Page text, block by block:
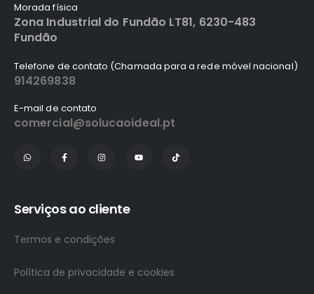
Morada física
Zona Industrial do Fundão LT81, 6230-483
Fundão
Telefone de contato (Chamada para a rede móvel nacional)
914269838
E-mail de contato
comercial@solucaoideal.pt
Serviços ao cliente
Termos e condições
Política de privacidade e cookies